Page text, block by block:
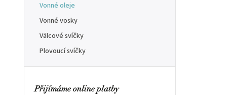
Vonné oleje
Vonné vosky
Válcové svíčky
Plovoucí svíčky
Přijímáme online platby